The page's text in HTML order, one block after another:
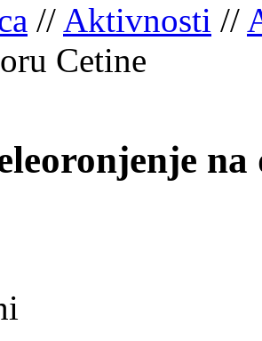
// Aktivnosti //
Cetine